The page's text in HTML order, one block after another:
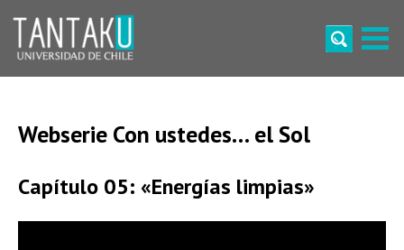
content
Webserie Con ustedes… el Sol
Capítulo 05: «Energías limpias»